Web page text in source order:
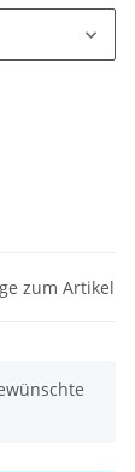
zum Artikel